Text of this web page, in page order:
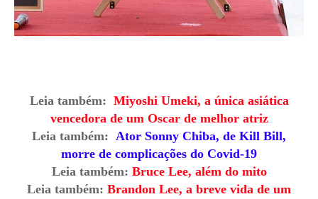
Leia também: Miyoshi Umeki, a única asiática
vencedora de um Oscar de melhor atriz
Leia também: Ator Sonny Chiba, de Kill Bill,
morre de complicações do Covid-19
Leia também: Bruce Lee, além do mito
Leia também: Brandon Lee, a breve vida de um